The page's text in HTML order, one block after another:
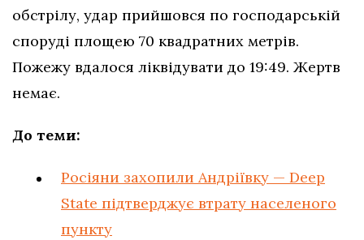
обстрілу, удар прийшовся по господарській
споруді площею 70 квадратних метрів.
Пожежу вдалося ліквідувати до 19:49. Жертв
немає.
До теми:
Росіяни захопили Андріївку — Deep
State підтверджує втрату населеного
пункту